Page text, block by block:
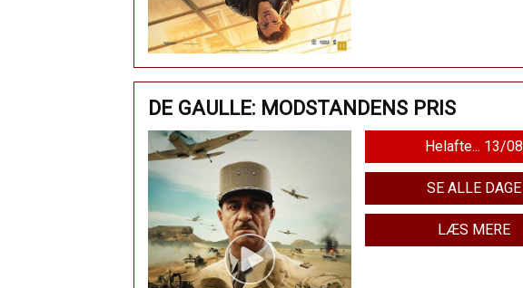
DE GAULLE: MODSTANDENS PRIS
Helafte... 13/08
SE ALLE DAGE
LÆS MERE